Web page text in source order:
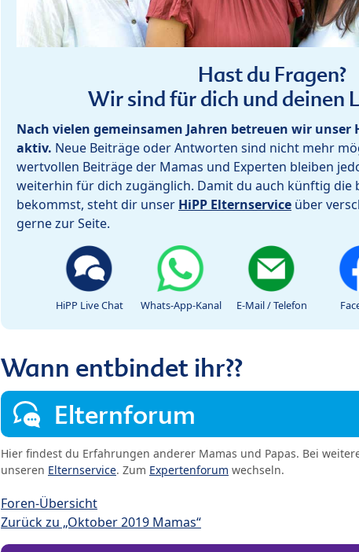
Hast du Fragen?
Wir sind für dich und deinen
Nach vielen gemeinsamen Jahren betreuen wir unser
aktiv. Neue Beiträge oder Antworten sind nicht mehr
wertvollen Beiträge der Mamas und Experten bleiben
weiterhin für dich zugänglich. Damit du auch künftig die
bekommst, steht dir unser HiPP Elternservice über
gerne zur Seite.
HiPP Live Chat Whats-App-Kanal E-Mail / Telefon
Wann entbindet ihr??
Elternforum
Hier findest du Erfahrungen anderer Mamas und Papas. Bei
unseren Elternservice. Zum Expertenforum wechseln.
Foren-Übersicht
Zurück zu „Oktober 2019 Mamas“